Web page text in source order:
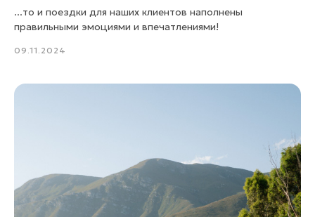
...то и поездки для наших клиентов наполнены
правильными эмоциями и впечатлениями!
09.11.2024